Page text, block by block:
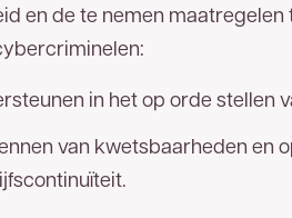
en de te nemen
in het op orde stellen
van kwetsbaarheden en